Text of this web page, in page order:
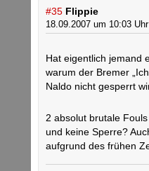
#35 Flippie
18.09.2007 um 10:03 Uhr
Hat eigentlich jemand
warum der Bremer
Naldo nicht gesperrt
2 absolut brutale
und keine Sperre?
aufgrund des frühen